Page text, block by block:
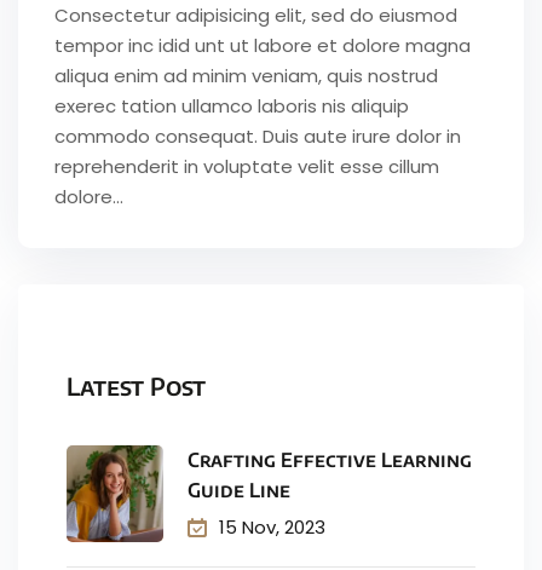
Consectetur adipisicing elit, sed do eiusmod
tempor inc idid unt ut labore et dolore magna
aliqua enim ad minim veniam, quis nostrud
exerec tation ullamco laboris nis aliquip
commodo consequat. Duis aute irure dolor in
reprehenderit in voluptate velit esse cillum
dolore...
Latest Post
Crafting Effective Learning
Guide Line
15 Nov, 2023